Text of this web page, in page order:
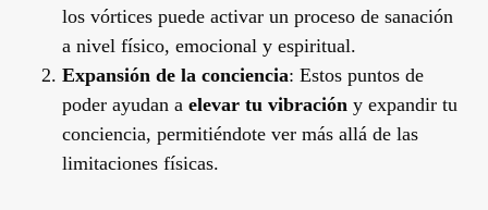
los vórtices puede activar un proceso de sanación
a nivel físico, emocional y espiritual.
Expansión de la conciencia: Estos puntos de
poder ayudan a elevar tu vibracióny expandir tu
conciencia, permitiéndote ver más allá de las
limitaciones físicas.